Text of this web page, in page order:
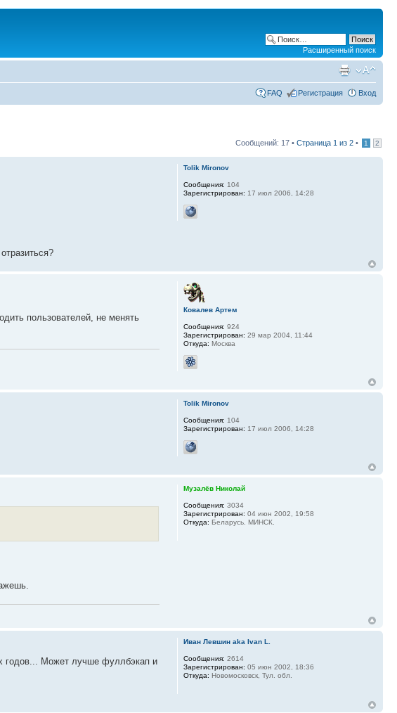
Расширенный поиск
FAQ Регистрация Вход
Сообщений: 17 • Страница 1 из 2 • 1 2
Tolik Mironov
Сообщения: 104
Зарегистрирован: 17 июл 2006, 14:28
пользователей, не менять
Ковалев Артем
Сообщения: 924
Зарегистрирован: 29 мар 2004, 11:44
Откуда: Москва
Tolik Mironov
Сообщения: 104
Зарегистрирован: 17 июл 2006, 14:28
Музалёв Николай
Сообщения: 3034
Зарегистрирован: 04 июн 2002, 19:58
Откуда: Беларусь. МИНСК.
годов... Может лучше фуллбэкап и
Иван Левшин aka Ivan L.
Сообщения: 2614
Зарегистрирован: 05 июн 2002, 18:36
Откуда: Новомосковск, Тул. обл.